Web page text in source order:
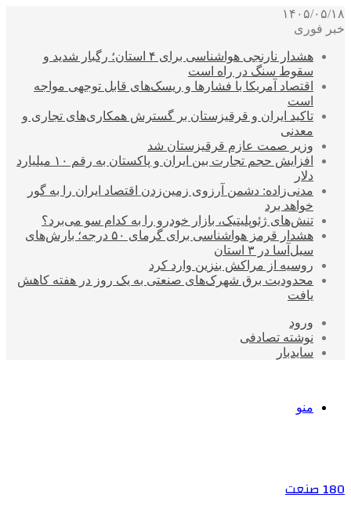
۱۴۰۵/۰۵/۱۸
خبر فوری
هشدار نارنجی هواشناسی برای ۴ استان؛ رگبار شدید و
سقوط سنگ در راه است
اقتصاد آمریکا با فشارها و ریسک‌های قابل توجهی مواجه
است
تاکید ایران و قرقیزستان بر گسترش همکاری‌های تجاری و
معدنی
وزیر صمت عازم قرقیزستان شد
افزایش حجم تجارت بین ایران و پاکستان به رقم ۱۰ میلیارد
دلار
مدنی‌زاده: دشمن آرزوی زمین‌زدن اقتصاد ایران را به گور
خواهد برد
تنش‌های ژئوپلیتیک، بازار خودرو را به کدام سو می‌برد؟
هشدار قرمز هواشناسی برای گرمای ۵۰ درجه؛ بارش‌های
سیل‌آسا در ۳ استان
روسیه از مراکش بنزین وارد کرد
محدودیت برق شهرک‌های صنعتی به یک روز در هفته کاهش
یافت
ورود
نوشته تصادفی
سایدبار
منو
180 صنعت